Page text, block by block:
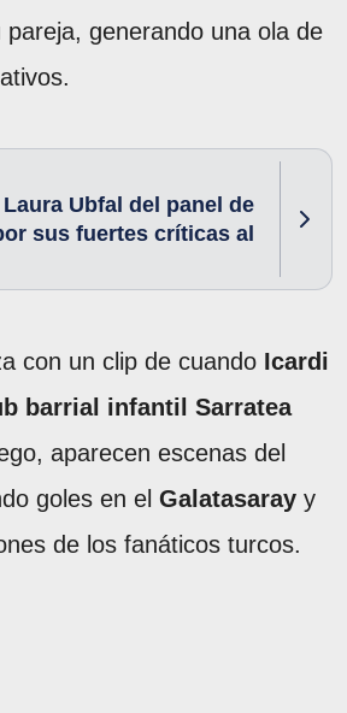
pareja, generando una ola de
Ubfal del panel de
sus fuertes críticas al
con un clip de cuando Icardi
barrial infantil Sarratea
aparecen escenas del
goles en el Galatasaray y
de los fanáticos turcos.